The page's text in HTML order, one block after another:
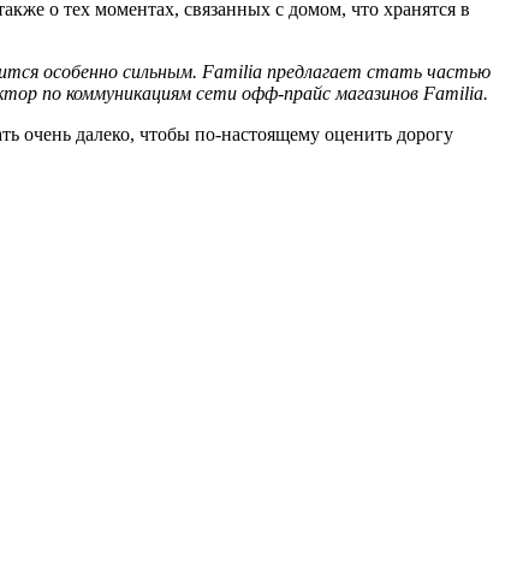
о тех моментах, связанных с домом, что хранятся в
особенно сильным. Familia предлагает стать частью
по коммуникациям сети офф-прайс магазинов Familia.
очень далеко, чтобы по-настоящему оценить дорогу